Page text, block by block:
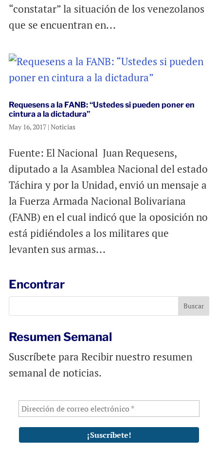
“constatar” la situación de los venezolanos
que se encuentran en...
Requesens a la FANB: “Ustedes si pueden poner en
cintura a la dictadura”
May 16, 2017| Noticias
Fuente: El Nacional Juan Requesens,
diputado a la Asamblea Nacional del estado
Táchira y por la Unidad, envió un mensaje a
la Fuerza Armada Nacional Bolivariana
(FANB) en el cual indicó que la oposición no
está pidiéndoles a los militares que
levanten sus armas...
Encontrar
Resumen Semanal
Suscríbete para Recibir nuestro resumen
semanal de noticias.